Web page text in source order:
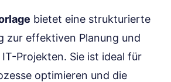
bietet eine strukturierte
zur effektiven Planung und
Projekten. Sie ist ideal für
optimieren und die